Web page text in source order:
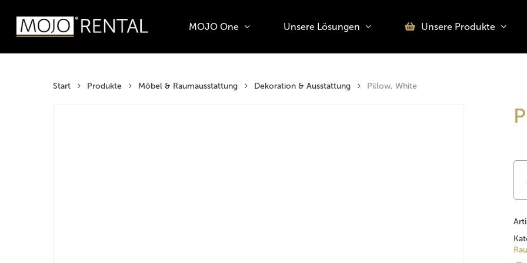
springen
Navigation
springen
main
content
MOJO One Unsere Lösungen Unsere Produkte
Start Produkte Möbel & Raumausstattung Dekoration & Ausstattung Pillow, White